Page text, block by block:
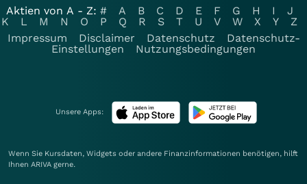
Aktien von A - Z: # A B C D E F G H I
J
K
L M N O P Q R S T U V W X Y
Z
Impressum
Disclaimer Datenschutz
Datenschutz-
Einstellungen
Nutzungsbedingungen
Unsere Apps:
Wenn Sie Kursdaten, Widgets oder andere Finanzinformationen benötigen, hilft
Ihnen ARIVA gerne.